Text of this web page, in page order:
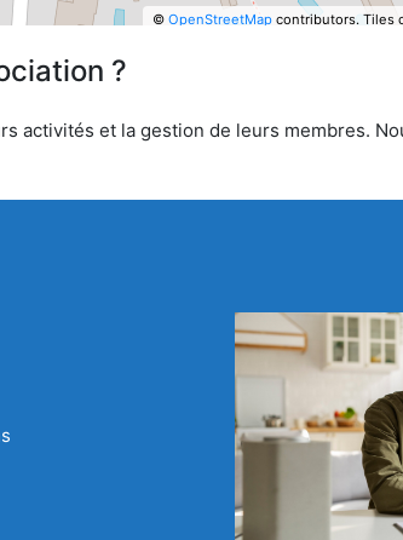
© OpenStreetMapcontributors. Tiles
?
activités et la gestion de leurs membres.